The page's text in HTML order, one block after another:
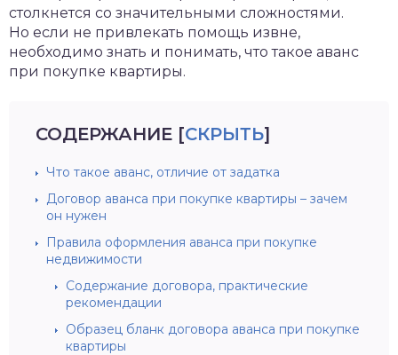
столкнется со значительными сложностями.
Но если не привлекать помощь извне,
необходимо знать и понимать, что такое аванс
при покупке квартиры.
СОДЕРЖАНИЕ [СКРЫТЬ]
Что такое аванс, отличие от задатка
Договор аванса при покупке квартиры – зачем
он нужен
Правила оформления аванса при покупке
недвижимости
Содержание договора, практические
рекомендации
Образец бланк договора аванса при покупке
квартиры